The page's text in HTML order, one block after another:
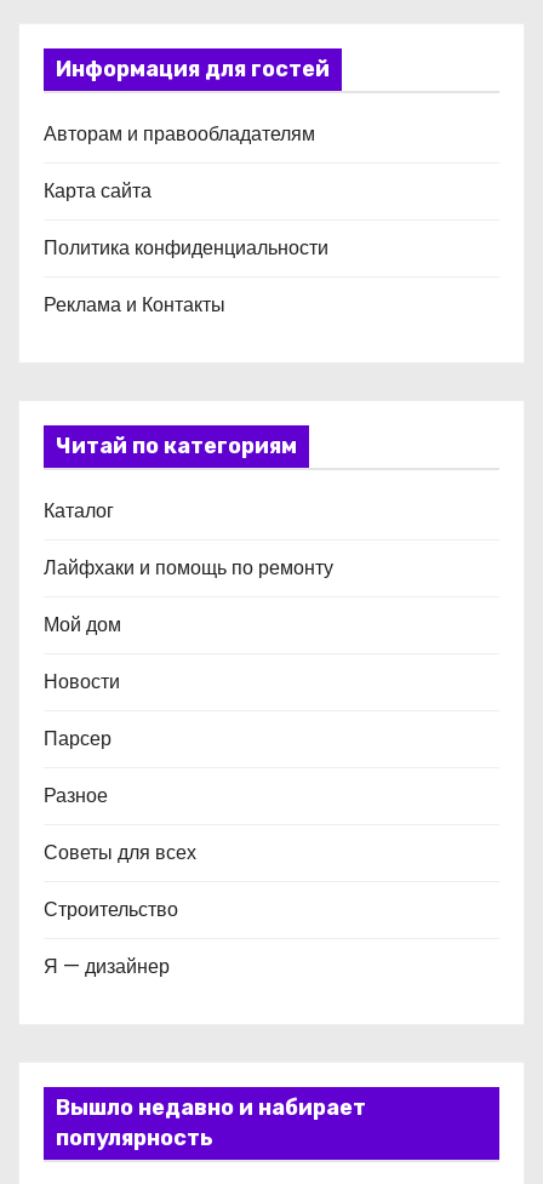
Информация для гостей
Авторам и правообладателям
Карта сайта
Политика конфиденциальности
Реклама и Контакты
Читай по категориям
Каталог
Лайфхаки и помощь по ремонту
Мой дом
Новости
Парсер
Разное
Советы для всех
Строительство
Я — дизайнер
Вышло недавно и набирает
популярность